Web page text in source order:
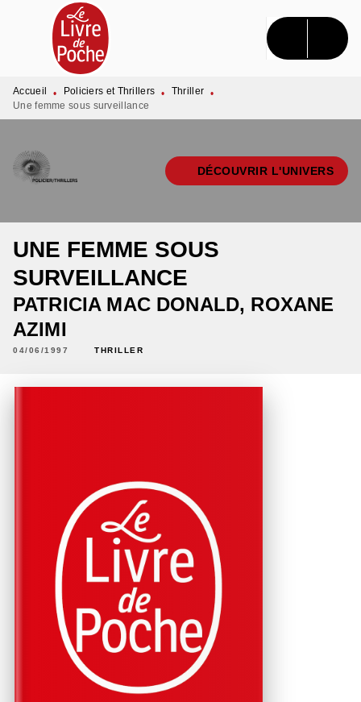
MENU RECHERCHE CONTENU
PIED DE PAGE
Accueil • Policiers et Thrillers • Thriller •
Une femme sous surveillance
DÉCOUVRIR L'UNIVERS
UNE FEMME SOUS
SURVEILLANCE
PATRICIA MAC DONALD, ROXANE
AZIMI
04/06/1997 THRILLER